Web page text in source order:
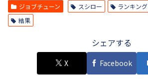
ジョブチューン スシロー ランキング
結果
シェアする
X Facebook